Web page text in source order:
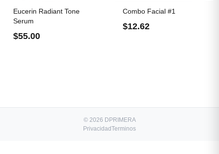
Eucerin Radiant Tone
Serum
$55.00
Combo Facial #1
$12.62
© 2026 DPRIMERA
PrivacidadTerminos